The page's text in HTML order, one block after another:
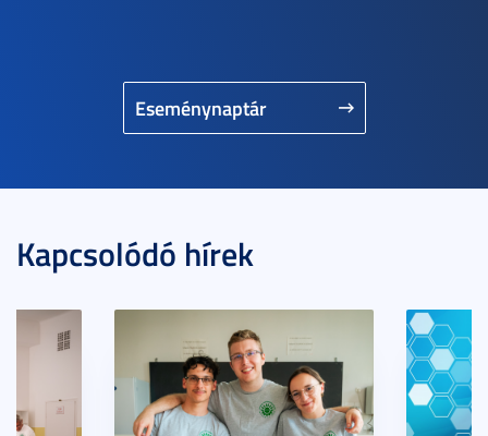
Eseménynaptár
Kapcsolódó hírek